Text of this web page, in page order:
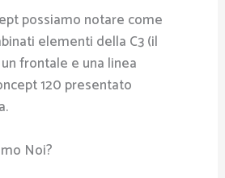
possiamo notare come
elementi della C3 (il
frontale e una linea
120 presentato
Noi?